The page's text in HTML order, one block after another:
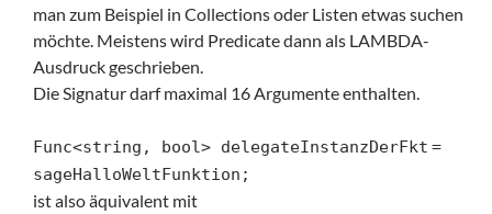
man zum Beispiel in Collections oder Listen etwas suchen
möchte. Meistens wird Predicate dann als LAMBDA-
Ausdruck geschrieben.
Die Signatur darf maximal 16 Argumente enthalten.
Func<string, bool> delegateInstanzDerFkt =
sageHalloWeltFunktion;
ist also äquivalent mit